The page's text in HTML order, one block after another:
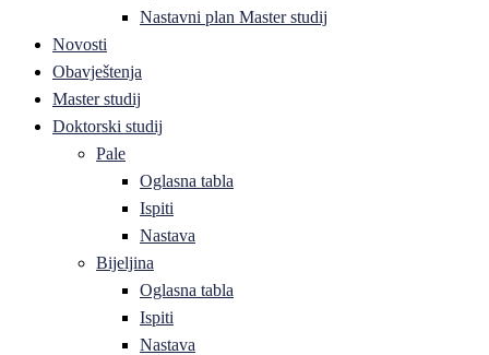
Nastavni plan Master studij
Novosti
Obavještenja
Master studij
Doktorski studij
Pale
Oglasna tabla
Ispiti
Nastava
Bijeljina
Oglasna tabla
Ispiti
Nastava